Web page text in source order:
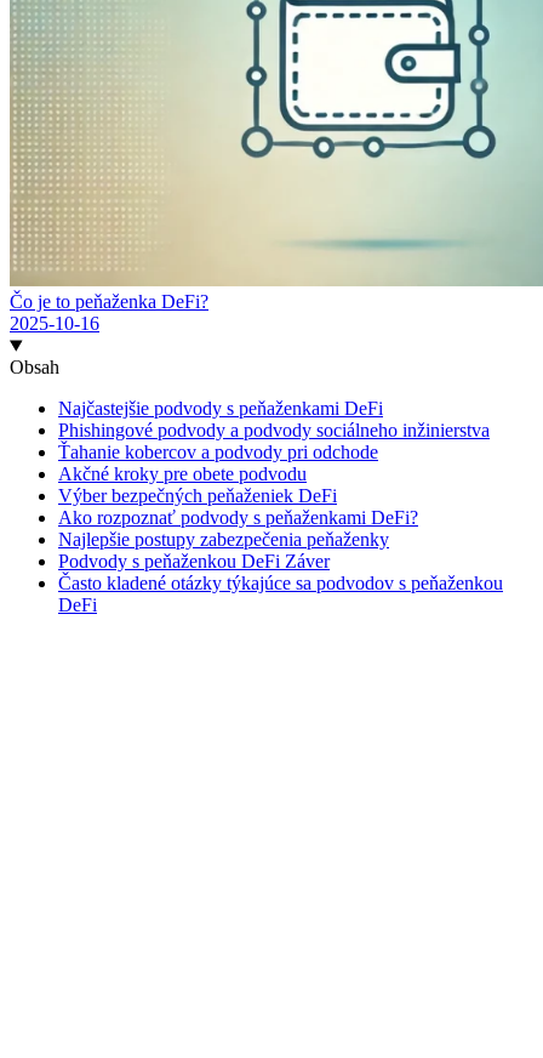
Čo je to peňaženka DeFi?
2025-10-16
Obsah
Najčastejšie podvody s peňaženkami DeFi
Phishingové podvody a podvody sociálneho inžinierstva
Ťahanie kobercov a podvody pri odchode
Akčné kroky pre obete podvodu
Výber bezpečných peňaženiek DeFi
Ako rozpoznať podvody s peňaženkami DeFi?
Najlepšie postupy zabezpečenia peňaženky
Podvody s peňaženkou DeFi Záver
Často kladené otázky týkajúce sa podvodov s peňaženkou
DeFi